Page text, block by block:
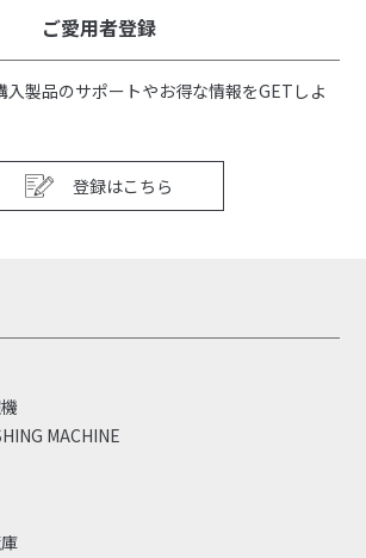
ご愛用者登録
入製品のサポートやお得な情報をGETしよ
登録はこちら
MACHINE